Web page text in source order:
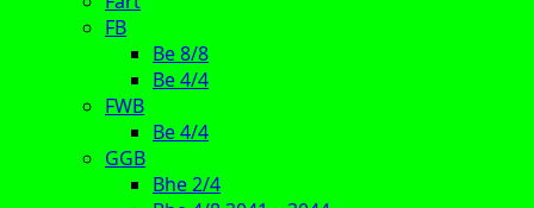
FB
Be 8/8
Be 4/4
FWB
Be 4/4
GGB
Bhe 2/4